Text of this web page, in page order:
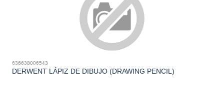
636638006543
DERWENT LÁPIZ DE DIBUJO (DRAWING PENCIL)